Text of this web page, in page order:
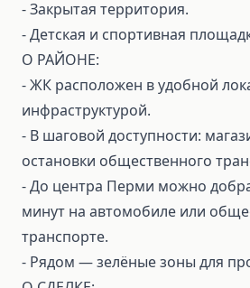
- Закрытая территория.
- Детская и спортивная
О РАЙОНЕ:
- ЖК расположен в удобной
инфраструктурой.
- В шаговой доступности:
остановки общественного
- До центра Перми можно
минут на автомобиле или
транспорте.
- Рядом — зелёные зоны для